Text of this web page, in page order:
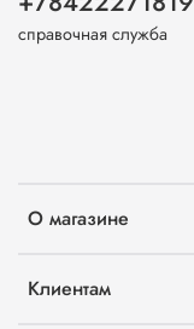
О магазине
Клиентам
справочная служба